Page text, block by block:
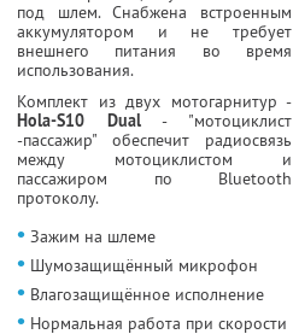
под шлем. Снабжена встроенным
аккумулятором и не требует
внешнего питания во время
использования.
Комплект из двух мотогарнитур -
Hola-S10 Dual- "мотоциклист
-пассажир" обеспечит радиосвязь
между мотоциклистом и
пассажиром по Bluetooth
протоколу.
• Зажим на шлеме
• Шумозащищённый микрофон
• Влагозащищённое исполнение
• Нормальная работа при скорости